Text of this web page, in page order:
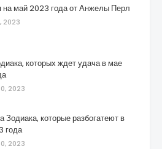
на май 2023 года от Анжелы Перл
2023
которых ждет удача в мае
2023
Зодиака, которые разбогатеют в
года
2023